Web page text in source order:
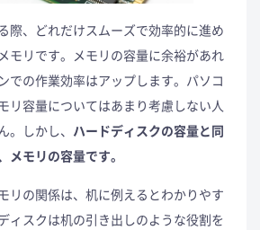
際、どれだけスムーズで効率的に進め
モリです。メモリの容量に余裕があれ
での作業効率はアップします。パソコ
リ容量についてはあまり考慮しない人
。しかし、 ハードディスクの容量と同
メモリの容量です。
リの関係は、机に例えるとわかりやす
ィスクは机の引き出しのような役割を